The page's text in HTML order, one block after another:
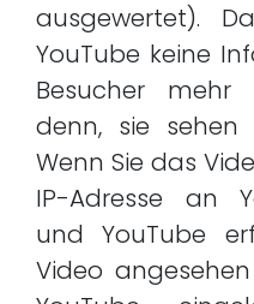
ausgewertet).
YouTube keine
Besucher mehr
denn, sie
Wenn Sie das
IP-Adresse an
und YouTube
Video